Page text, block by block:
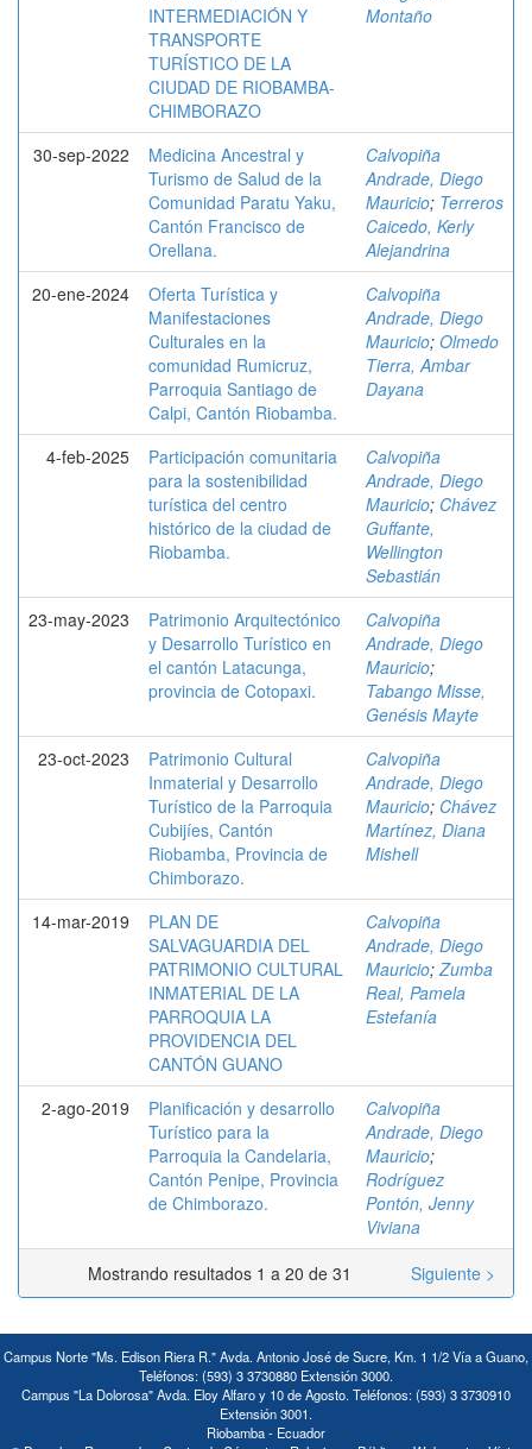
INTERMEDIACIÓN Y
TRANSPORTE
TURÍSTICO DE LA
CIUDAD DE RIOBAMBA-
CHIMBORAZO
Montaño
30-sep-2022
Medicina Ancestral y
Turismo de Salud de la
Comunidad Paratu Yaku,
Cantón Francisco de
Orellana.
Calvopiña
Andrade, Diego
Mauricio; Terreros
Caicedo, Kerly
Alejandrina
20-ene-2024
Oferta Turística y
Manifestaciones
Culturales en la
comunidad Rumicruz,
Parroquia Santiago de
Calpi, Cantón Riobamba.
Calvopiña
Andrade, Diego
Mauricio; Olmedo
Tierra, Ambar
Dayana
4-feb-2025
Participación comunitaria
para la sostenibilidad
turística del centro
histórico de la ciudad de
Riobamba.
Calvopiña
Andrade, Diego
Mauricio; Chávez
Guffante,
Wellington
Sebastián
23-may-2023
Patrimonio Arquitectónico
y Desarrollo Turístico en
el cantón Latacunga,
provincia de Cotopaxi.
Calvopiña
Andrade, Diego
Mauricio;
Tabango Misse,
Genésis Mayte
23-oct-2023
Patrimonio Cultural
Inmaterial y Desarrollo
Turístico de la Parroquia
Cubijíes, Cantón
Riobamba, Provincia de
Chimborazo.
Calvopiña
Andrade, Diego
Mauricio; Chávez
Martínez, Diana
Mishell
14-mar-2019
PLAN DE
SALVAGUARDIA DEL
PATRIMONIO CULTURAL
INMATERIAL DE LA
PARROQUIA LA
PROVIDENCIA DEL
CANTÓN GUANO
Calvopiña
Andrade, Diego
Mauricio;Zumba
Real, Pamela
Estefanía
2-ago-2019
Planificación y desarrollo
Turístico para la
Parroquia la Candelaria,
Cantón Penipe, Provincia
de Chimborazo.
Calvopiña
Andrade, Diego
Mauricio;
Rodríguez
Pontón, Jenny
Viviana
Mostrando resultados 1 a 20 de 31
Siguiente >
Campus Norte "Ms. Edison Riera R." Avda. Antonio José de Sucre, Km. 1 1/2 Vía a Guano,
Teléfonos: (593) 3 3730880 Extensión 3000.
Campus "La Dolorosa" Avda. Eloy Alfaro y 10 de Agosto. Teléfonos: (593) 3 3730910
Extensión 3001.
Riobamba - Ecuador